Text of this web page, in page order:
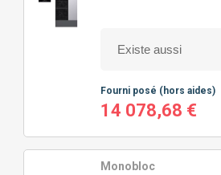
Fourni posé (hors aides)
14 078,68 €
Monobloc